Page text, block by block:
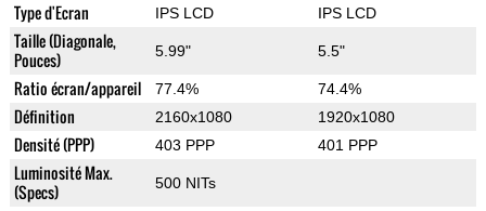
Type d'Ecran IPS LCD IPS LCD
Taille (Diagonale,
Pouces)
5.99" 5.5"
Ratio écran/appareil 77.4% 74.4%
Définition 2160x1080 1920x1080
Densité (PPP) 403 PPP 401 PPP
Luminosité Max.
(Specs)
500 NITs